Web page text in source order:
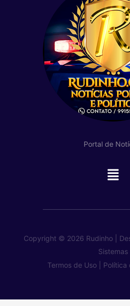
Portal de
Main
Copyright © 2026 Rudinho |
Sistemas
Termos de Uso |
Política